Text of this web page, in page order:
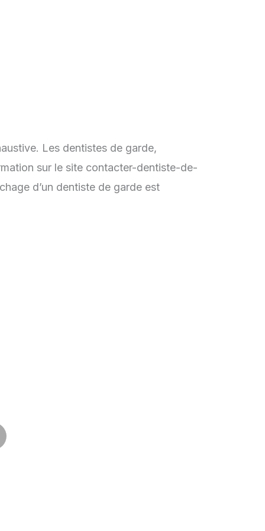
Les dentistes de garde,
sur le site contacter-dentiste-de-
d’un dentiste de garde est